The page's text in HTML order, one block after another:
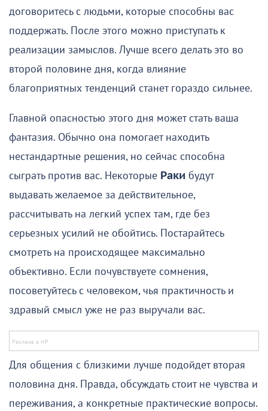
договоритесь с людьми, которые способны вас
поддержать. После этого можно приступать к
реализации замыслов. Лучше всего делать это во
второй половине дня, когда влияние
благоприятных тенденций станет гораздо сильнее.
Главной опасностью этого дня может стать ваша
фантазия. Обычно она помогает находить
нестандартные решения, но сейчас способна
сыграть против вас. Некоторые Раки будут
выдавать желаемое за действительное,
рассчитывать на легкий успех там, где без
серьезных усилий не обойтись. Постарайтесь
смотреть на происходящее максимально
объективно. Если почувствуете сомнения,
посоветуйтесь с человеком, чья практичность и
здравый смысл уже не раз выручали вас.
Для общения с близкими лучше подойдет вторая
половина дня. Правда, обсуждать стоит не чувства и
переживания, а конкретные практические вопросы.